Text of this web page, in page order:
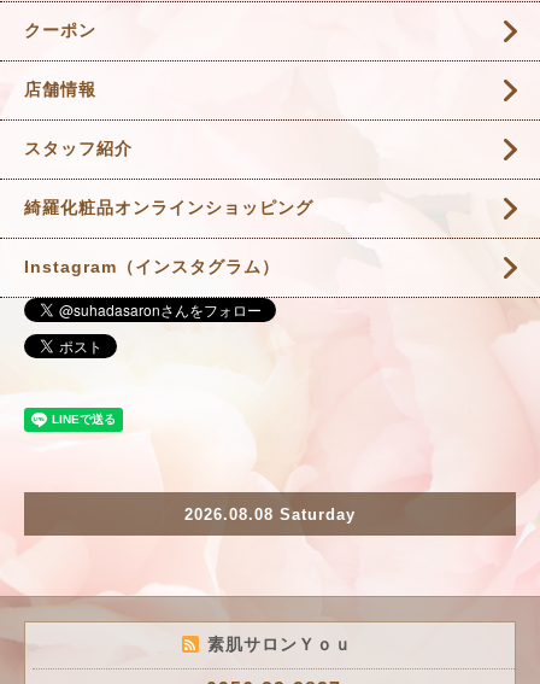
クーポン
店舗情報
スタッフ紹介
綺羅化粧品オンラインショッピング
Instagram（インスタグラム）
2026.08.08 Saturday
素肌サロンＹｏｕ